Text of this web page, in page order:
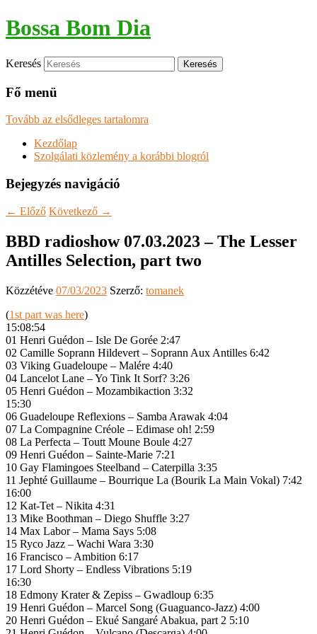
Bossa Bom Dia
Keresés
Fő menü
Tovább az elsődleges tartalomra
Kezdőlap
Szolgálati közlemény a korábbi blogról
Bejegyzés navigáció
← Előző Következő →
BBD radioshow 07.03.2023 – The Lesser
Antilles Selection, part two
Közzétéve 07/03/2023 Szerző: tomanek
(1st part was here)
15:08:54
01 Henri Guédon – Isle De Gorée 2:47
02 Camille Soprann Hildevert – Soprann Aux Antilles 6:42
03 Viking Guadeloupe – Malére 4:40
04 Lancelot Lane – Yo Tink It Sorf? 3:26
05 Henri Guédon – Mozambikaction 3:32
15:30
06 Guadeloupe Reflexions – Samba Arawak 4:04
07 La Compagnine Créole – Edimase oh! 2:59
08 La Perfecta – Toutt Moune Boule 4:27
09 Henri Guédon – Sainte-Marie 7:21
10 Gay Flamingoes Steelband – Caterpilla 3:35
11 Jephté Guillaume – Bourrique La (Bourik La Main Vokal) 7:42
16:00
12 Kat-Tet – Nikita 4:31
13 Mike Boothman – Diego Shuffle 3:27
14 Max Labor – Mama Says 5:08
15 Ryco Jazz – Wachi Wara 3:30
16 Francisco – Ambition 6:17
17 Lord Shorty – Endless Vibrations 5:19
16:30
18 Edmony Krater & Zepiss – Gwadloup 6:35
19 Henri Guédon – Marcel Song (Guaguanco-Jazz) 4:00
20 Henri Guédon – Ekué Sangaré Abakua, part 2 5:10